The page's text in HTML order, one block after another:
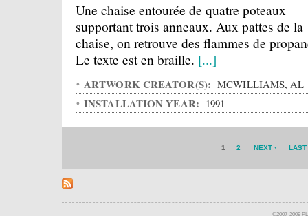
Une chaise entourée de quatre poteaux
supportant trois anneaux. Aux pattes de la
chaise, on retrouve des flammes de
Le texte est en braille. [...]
ARTWORK CREATOR(S): MCWILLIAMS, AL
INSTALLATION YEAR: 1991
1 2 NEXT ›
©2007-2009